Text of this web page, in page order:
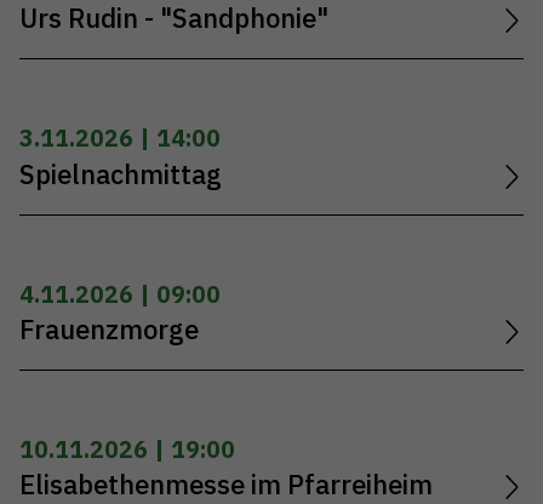
Urs Rudin - "Sandphonie"
3.11.2026 | 14:00
Spielnachmittag
4.11.2026 | 09:00
Frauenzmorge
10.11.2026 | 19:00
Elisabethenmesse im Pfarreiheim